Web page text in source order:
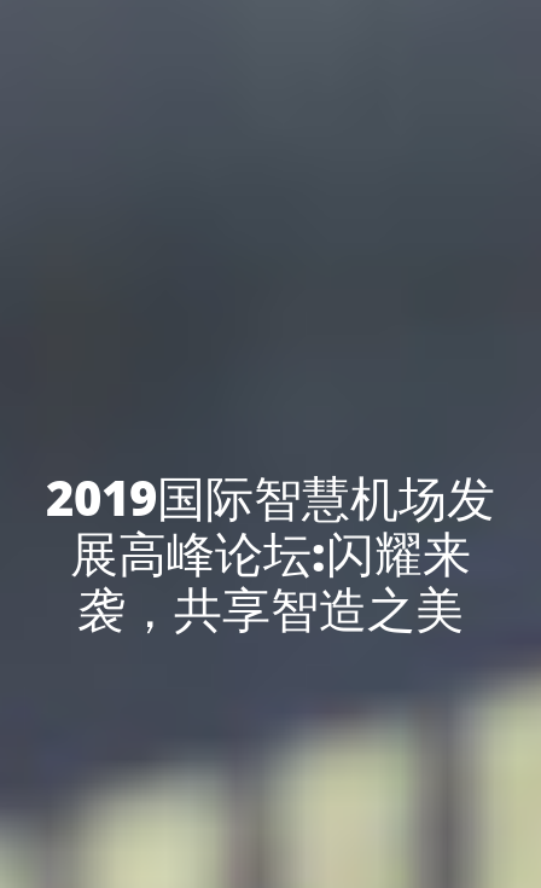
2019国际智慧机场发
展高峰论坛:闪耀来
袭，共享智造之美